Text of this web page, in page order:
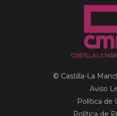
© Castilla-La
Aviso
Política de
Política de